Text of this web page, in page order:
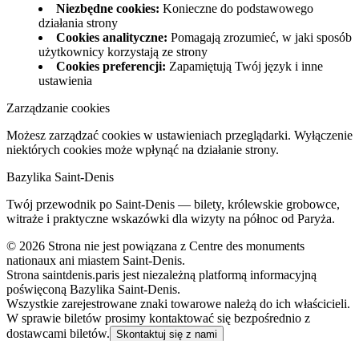
Niezbędne cookies: Konieczne do podstawowego
działania strony
Cookies analityczne: Pomagają zrozumieć, w jaki sposób
użytkownicy korzystają ze strony
Cookies preferencji: Zapamiętują Twój język i inne
ustawienia
Zarządzanie cookies
Możesz zarządzać cookies w ustawieniach przeglądarki. Wyłączenie
niektórych cookies może wpłynąć na działanie strony.
Bazylika Saint‑Denis
Twój przewodnik po Saint‑Denis — bilety, królewskie grobowce,
witraże i praktyczne wskazówki dla wizyty na północ od Paryża.
© 2026 Strona nie jest powiązana z Centre des monuments
nationaux ani miastem Saint‑Denis.
Strona saintdenis.paris jest niezależną platformą informacyjną
poświęconą Bazylika Saint‑Denis.
Wszystkie zarejestrowane znaki towarowe należą do ich właścicieli.
W sprawie biletów prosimy kontaktować się bezpośrednio z
dostawcami biletów. Skontaktuj się z nami